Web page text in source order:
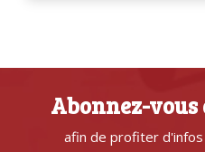
Abonnez-
afin de profiter